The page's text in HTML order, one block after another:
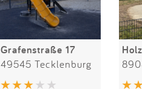
Grafenstraße 17
49545 Tecklenburg